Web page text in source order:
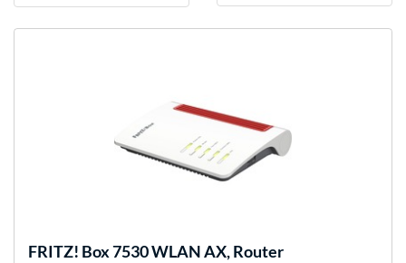
FRITZ! Box 7530 WLAN AX, Router